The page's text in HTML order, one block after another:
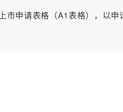
市申请表格（A1表格），以申